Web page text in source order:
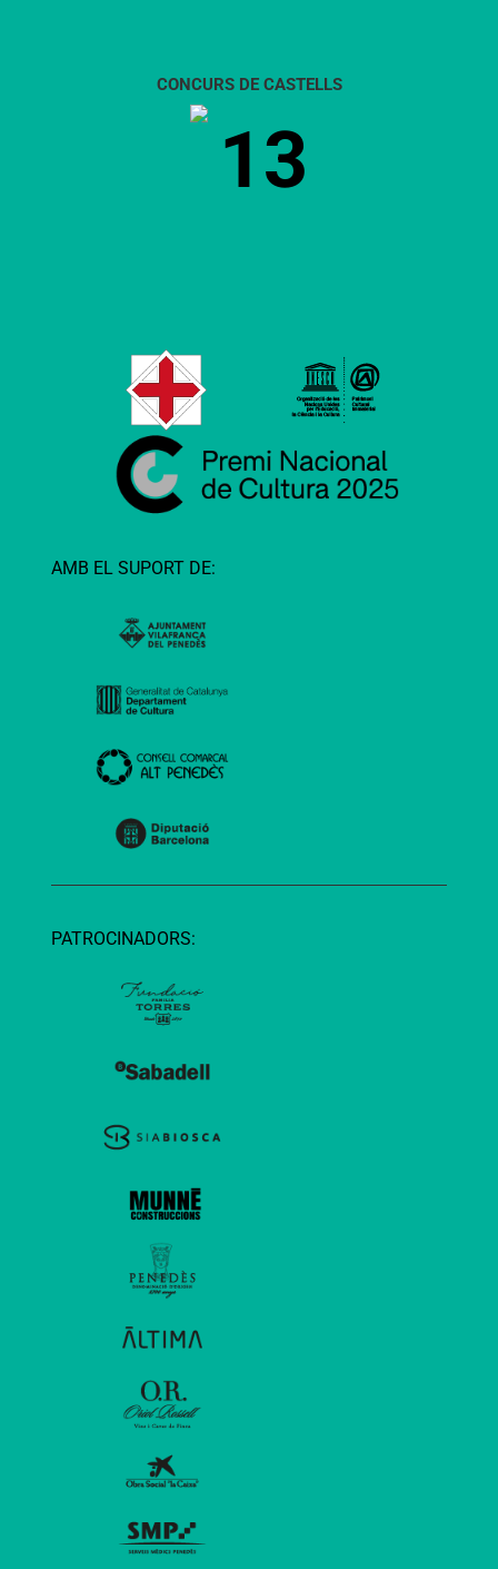
CONCURS DE CASTELLS
13
AMB EL SUPORT DE:
PATROCINADORS: